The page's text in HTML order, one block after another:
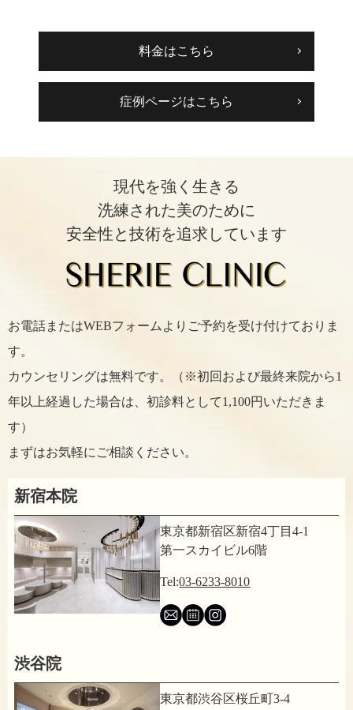
料金はこちら
症例ページはこちら
現代を強く生きる
洗練された美のために
安全性と技術を追求しています
お電話またはWEBフォームよりご予約を受け付けておりま
す。
カウンセリングは無料です。（※初回および最終来院から1
年以上経過した場合は、初診料として1,100円いただきま
す）
まずはお気軽にご相談ください。
新宿本院
東京都新宿区新宿4丁目4-1
第一スカイビル6階
Tel:03-6233-8010
渋谷院
東京都渋谷区桜丘町3-4